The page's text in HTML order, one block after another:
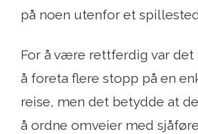
på noen utenfor et
For å være rettferdig var
å foreta flere stopp på en
reise, men det betydde at
å ordne omveier med